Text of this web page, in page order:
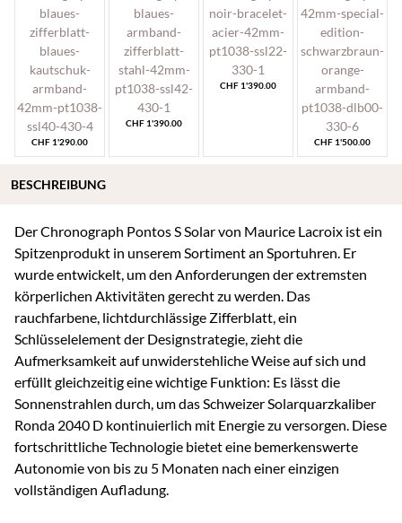
CHF 1'290.00
CHF 1'390.00
CHF 1'390.00
CHF 1'500.00
Der Chronograph Pontos S Solar von Maurice Lacroix ist ein
Spitzenprodukt in unserem Sortiment an Sportuhren. Er
wurde entwickelt, um den Anforderungen der extremsten
körperlichen Aktivitäten gerecht zu werden. Das
rauchfarbene, lichtdurchlässige Zifferblatt, ein
Schlüsselelement der Designstrategie, zieht die
Aufmerksamkeit auf unwiderstehliche Weise auf sich und
erfüllt gleichzeitig eine wichtige Funktion: Es lässt die
Sonnenstrahlen durch, um das Schweizer Solarquarzkaliber
Ronda 2040 D kontinuierlich mit Energie zu versorgen. Diese
fortschrittliche Technologie bietet eine bemerkenswerte
Autonomie von bis zu 5 Monaten nach einer einzigen
vollständigen Aufladung.
BESCHREIBUNG